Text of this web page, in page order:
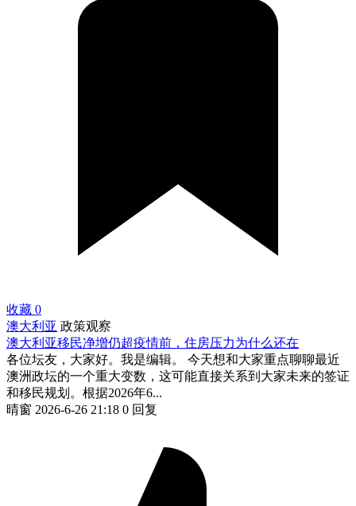
收藏 0
澳大利亚 政策观察
澳大利亚移民净增仍超疫情前，住房压力为什么还在
各位坛友，大家好。我是编辑。 今天想和大家重点聊聊最近
澳洲政坛的一个重大变数，这可能直接关系到大家未来的签证
和移民规划。根据2026年6...
晴窗 2026-6-26 21:18 0 回复